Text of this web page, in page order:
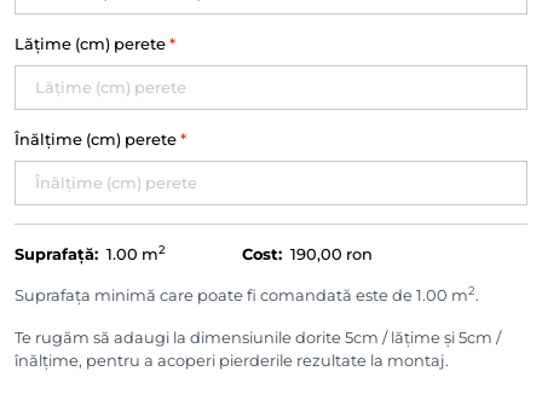
Lățime (cm) perete *
Înălțime (cm) perete *
Suprafață: 1.00 m2 Cost: 190,00 ron
Suprafața minimă care poate fi comandată este de 1.00 m2.
Te rugăm să adaugi la dimensiunile dorite 5cm / lățime și 5cm /
înălțime, pentru a acoperi pierderile rezultate la montaj.